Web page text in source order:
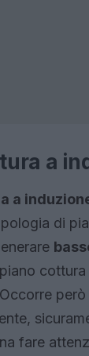
a
a
di
cottura
fare